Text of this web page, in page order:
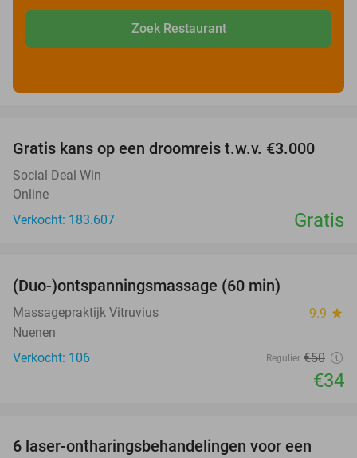
Zoek Restaurant
Gratis kans op een droomreis t.w.v. €3.000
Social Deal Win
Online
Verkocht: 183.607
Gratis
(Duo-)ontspanningsmassage (60 min)
Massagepraktijk Vitruvius 9.9 star
Nuenen
Verkocht: 106
Regulier €50
€34
70%
6 laser-ontharingsbehandelingen voor een